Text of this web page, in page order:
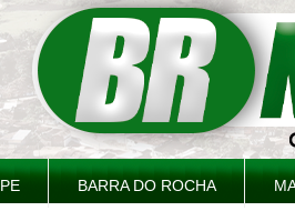
BARRA DO ROCHA